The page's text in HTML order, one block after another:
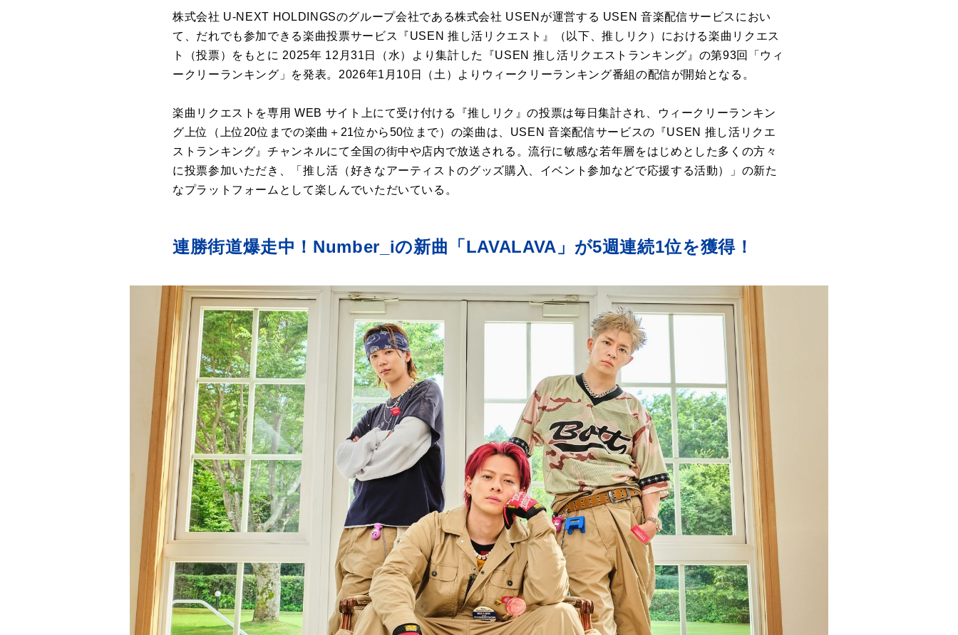
株式会社 U-NEXT HOLDINGSのグループ会社である株式会社 USENが運営する USEN 音楽配信サービスにおい
て、だれでも参加できる楽曲投票サービス『USEN 推し活リクエスト』（以下、推しリク）における楽曲リクエス
ト（投票）をもとに 2025年 12月31日（水）より集計した『USEN 推し活リクエストランキング』の第93回「ウィ
ークリーランキング」を発表。2026年1月10日（土）よりウィークリーランキング番組の配信が開始となる。
楽曲リクエストを専用 WEB サイト上にて受け付ける『推しリク』の投票は毎日集計され、ウィークリーランキン
グ上位（上位20位までの楽曲＋21位から50位まで）の楽曲は、USEN 音楽配信サービスの『USEN 推し活リクエ
ストランキング』チャンネルにて全国の街中や店内で放送される。流行に敏感な若年層をはじめとした多くの方々
に投票参加いただき、「推し活（好きなアーティストのグッズ購入、イベント参加などで応援する活動）」の新た
なプラットフォームとして楽しんでいただいている。
連勝街道爆走中！Number_iの新曲「LAVALAVA」が5週連続1位を獲得！